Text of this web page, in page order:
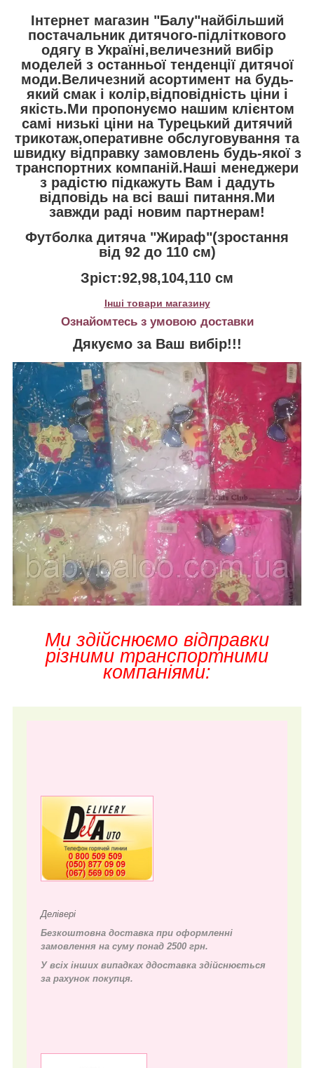
Інтернет магазин "Балу"найбільший
постачальник дитячого-підліткового
одягу в Україні,величезний вибір
моделей з останньої тенденції дитячої
моди.Величезний асортимент на будь-
який смак і колір,відповідність ціни і
якість.Ми пропонуємо нашим клієнтом
самі низькі ціни на Турецький дитячий
трикотаж,оперативне обслуговування та
швидку відправку замовлень будь-якої з
транспортних компаній.Наші менеджери
з радістю підкажуть Вам і дадуть
відповідь на всі ваші питання.Ми
завжди раді новим партнерам!
Футболка дитяча "Жираф"(зростання
від 92 до 110 см)
Зріст:92,98,104,110 см
Інші товари магазину
Ознайомтесь з умовою доставки
Дякуємо за Ваш вибір!!!
Ми здійснюємо відправки
різними транспортними
компаніями:
Делівері
Безкоштовна доставка при оформленні
замовлення на суму понад 2500 грн.
У всіх інших випадках ддоставка здійснюється
за рахунок покупця.